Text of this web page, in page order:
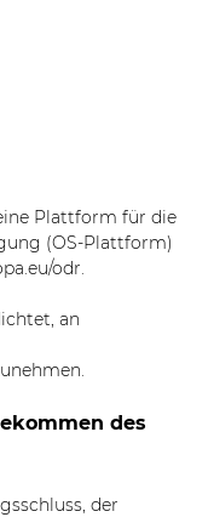
Plattform für die
(OS-Plattform)
odr
an
des
der